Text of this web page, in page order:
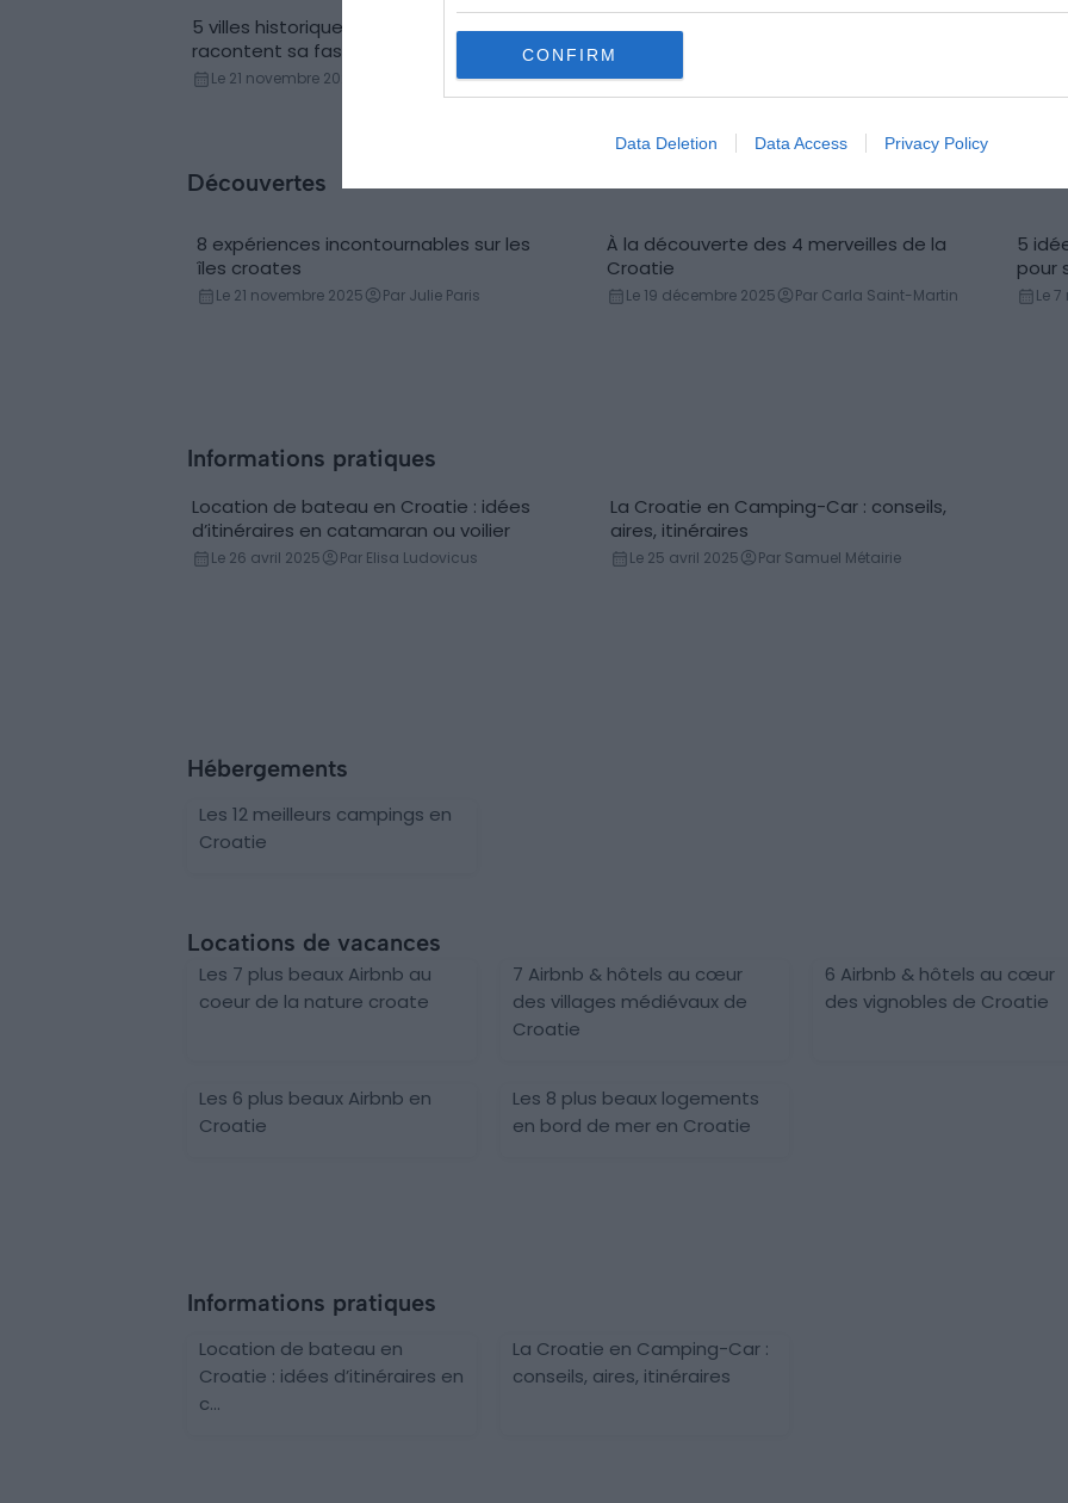
CONFIRM
Data Deletion Data Access Privacy Policy
Histoire & anecdotes
5 villes historiques de Croatie qui
racontent sa fascinante histoire
Le 21 novembre 2025 Par Amandine Nazaries
Découvrir la Croatie en photos
Découvertes
8 expériences incontournables sur les
îles croates
Le 21 novembre 2025 Par Julie Paris
À la découverte des 4 merveilles de la
Croatie
Le 19 décembre 2025 Par Carla Saint-Martin
5
pour
Le
Informations pratiques
Location de bateau
Location de bateau en Croatie : idées
d’itinéraires en catamaran ou voilier
Le 26 avril 2025 Par Elisa Ludovicus
Location de camping-car
La Croatie en Camping-Car : conseils,
aires, itinéraires
Le 25 avril 2025 Par Samuel Métairie
Hébergements
Les 12 meilleurs campings en
Croatie
Locations de vacances
Les 7 plus beaux Airbnb au
coeur de la nature croate
7 Airbnb & hôtels au cœur
des villages médiévaux de
Croatie
6 Airbnb & hôtels au cœur
des vignobles de Croatie
Les 6 plus beaux Airbnb en
Croatie
Les 8 plus beaux logements
en bord de mer en Croatie
Informations pratiques
Location de bateau en
Croatie : idées d’itinéraires en
c...
La Croatie en Camping-Car :
conseils, aires, itinéraires